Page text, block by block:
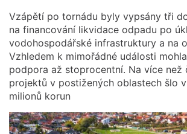
Vzápětí po tornádu byly vypsány tři
na financování likvidace odpadu po
vodohospodářské infrastruktury a na
Vzhledem k mimořádné události
podpora až stoprocentní. Na více
projektů v postižených oblastech šlo
milionů korun